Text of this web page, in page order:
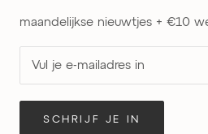
maandelijkse nieuwtjes + €10
SCHRIJF JE IN